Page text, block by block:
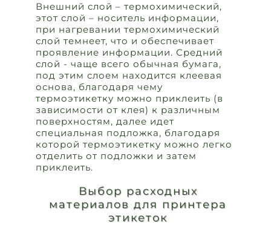
Внешний слой – термохимический,
этот слой – носитель информации,
при нагревании термохимический
слой темнеет, что и обеспечивает
проявление информации. Средний
слой - чаще всего обычная бумага,
под этим слоем находится клеевая
основа, благодаря чему
термоэтикетку можно приклеить (в
зависимости от клея) к различным
поверхностям, далее идет
специальная подложка, благодаря
которой термоэтикетку можно легко
отделить от подложки и затем
приклеить.
Выбор расходных
материалов для принтера
этикеток